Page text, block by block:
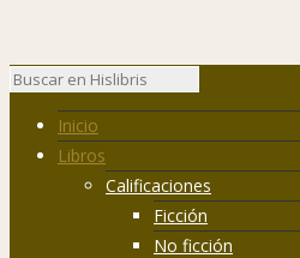
Inicio
Libros
Calificaciones
Ficción
No ficción